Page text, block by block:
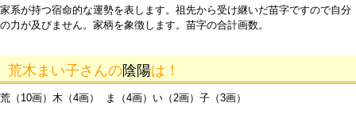
家系が持つ宿命的な運勢を表します。祖先から受け継いだ苗字ですので自分
の力が及びません。家柄を象徴します。苗字の合計画数。
荒木まい子さんの陰陽は！
荒（10画）木（4画） ま（4画）い（2画）子（3画）